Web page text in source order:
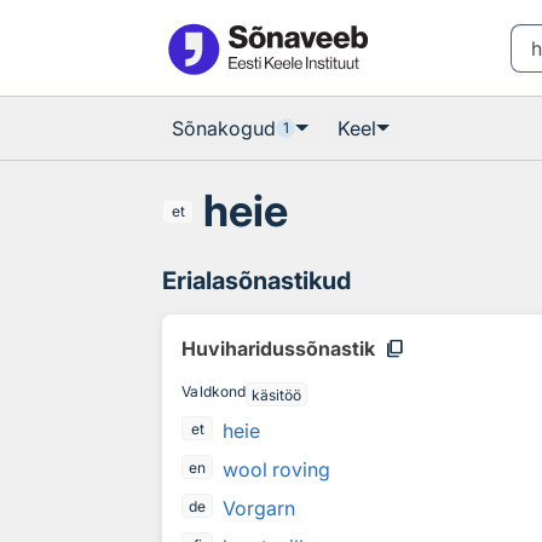
Sõnakogud 1 Keel
et heie
Erialasõnastikud
Huviharidussõnastik content_copy
Valdkond käsitöö
et
heie
en wool roving
de Vorgarn